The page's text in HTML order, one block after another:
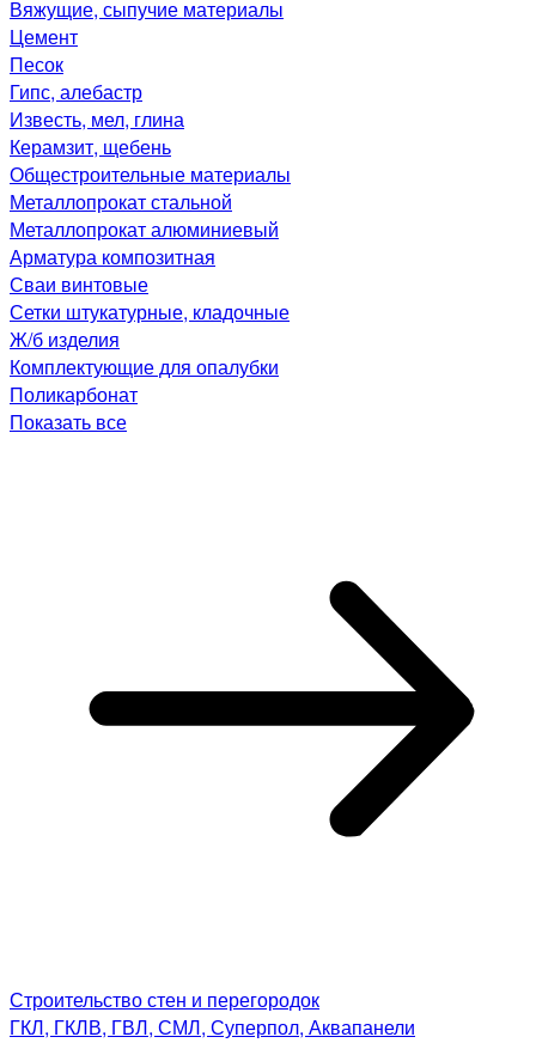
Вяжущие, сыпучие материалы
Цемент
Песок
Гипс, алебастр
Известь, мел, глина
Керамзит, щебень
Общестроительные материалы
Металлопрокат стальной
Металлопрокат алюминиевый
Арматура композитная
Сваи винтовые
Сетки штукатурные, кладочные
Ж/б изделия
Комплектующие для опалубки
Поликарбонат
Показать все
Строительство стен и перегородок
ГКЛ, ГКЛВ, ГВЛ, СМЛ, Суперпол, Аквапанели